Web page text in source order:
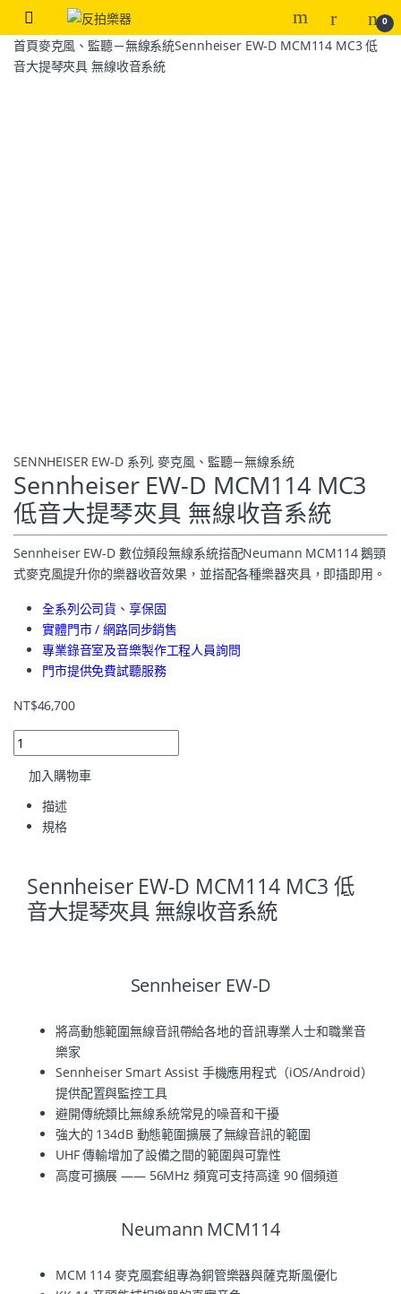
0
首頁麥克風、監聽－無線系統Sennheiser EW-D MCM114 MC3 低
音大提琴夾具 無線收音系統
SENNHEISER EW-D 系列,麥克風、監聽－無線系統
Sennheiser EW-D MCM114 MC3
低音大提琴夾具 無線收音系統
Sennheiser EW-D 數位頻段無線系統搭配Neumann MCM114 鵝頸
式麥克風提升你的樂器收音效果，並搭配各種樂器夾具，即插即用。
全系列公司貨、享保固
實體門市 / 網路同步銷售
專業錄音室及音樂製作工程人員詢問
門市提供免費試聽服務
NT$46,700
加入購物車
描述
規格
Sennheiser EW-D MCM114 MC3 低
音大提琴夾具 無線收音系統
Sennheiser EW-D
將高動態範圍無線音訊帶給各地的音訊專業人士和職業音
樂家
Sennheiser Smart Assist 手機應用程式（iOS/Android）
提供配置與監控工具
避開傳統類比無線系統常見的噪音和干擾
強大的 134dB 動態範圍擴展了無線音訊的範圍
UHF 傳輸增加了設備之間的範圍與可靠性
高度可擴展 —— 56MHz 頻寬可支持高達 90 個頻道
Neumann MCM114
MCM 114 麥克風套組專為銅管樂器與薩克斯風優化